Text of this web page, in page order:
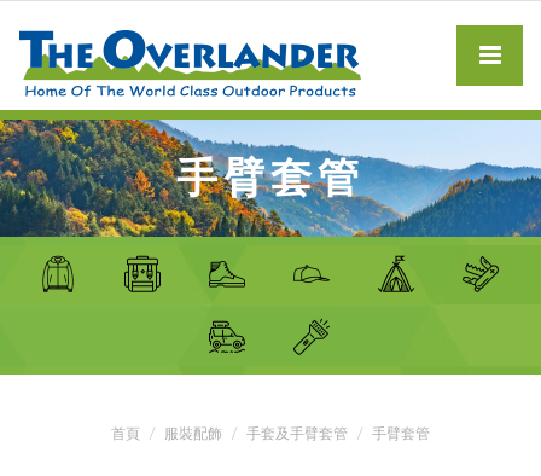
手臂套管
首頁 服裝配飾 手套及手臂套管 手臂套管